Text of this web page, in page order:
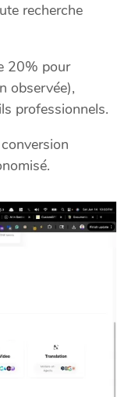
recherche
20% pour
observée),
professionnels.